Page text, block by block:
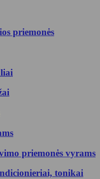
priemonės
priemonės vyrams
tonikai